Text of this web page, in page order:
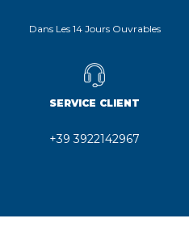
Dans Les 14 Jours Ouvrables
SERVICE CLIENT
+39 3922142967